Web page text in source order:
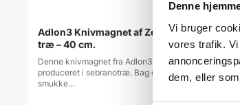
Denne
Vi bruger
vores trafik.
dem, eller
Adlon3 Knivmagnet af Zebrano
træ – 40 cm.
Denne knivmagnet fra Adlon3 er
produceret i sebranotræ. Bag den
smukke…